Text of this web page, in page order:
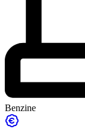
Benzine